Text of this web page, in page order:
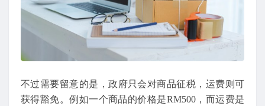
不过需要留意的是，政府只会对商品征税，运费则可
获得豁免。例如一个商品的价格是RM500，而运费是